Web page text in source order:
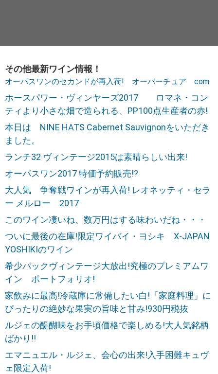
その他最新ワイン情報！
オーパスワンのセカンドが再入荷! オーバーチュア com
ホースパワー・ヴィンヤーズ2017 ロマネ・コン
ティより小さな畑で造られる、PP100点生産者の赤!
本日は NINE HATS Cabernet Sauvignonをいただき
ました。
ランチ32 ヴィンテージ2015は素晴らしい出来!
オーパスワン2017 特価予約販売!?
大人気 争奪戦ワインが再入荷! レオネッティ・セラ
ー メルロー 2017
このワイン凄いね、数万円はする味わいだね・・・
ついに最後の在庫!限定ワイバイ・ヨシキ X-JAPAN
YOSHIKIのワイン
希少バックヴィンテージ大放出!究極のプレミアムワ
イン ポートフォリオ!
家飲みに最高!冷蔵庫に常備したい白!「家庭料理」に
ぴったりの絶妙な果実の旨味と甘み!930円税抜
ルジェの醍醐味をお手頃価格で楽しめる!大人気銘柄
ばかり!!
エマニュエル・ルジェ、会心の出来!入手困難キュヴ
ェ限定入荷!